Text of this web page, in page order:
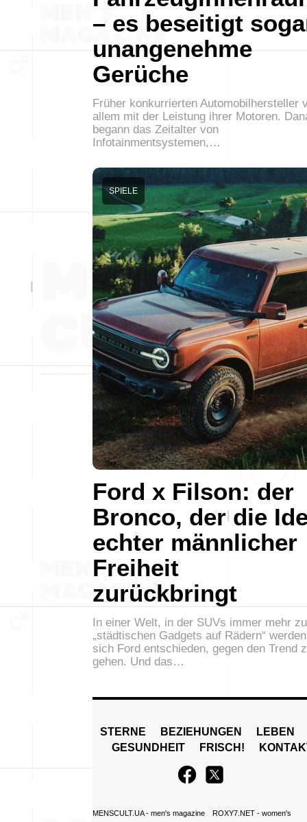
– es beseitigt
unangenehme
Gerüche
Früher konkurrierten Automobilhersteller
allem mit der Leistung ihrer Motoren.
begann das Zeitalter von
Infotainmentsystemen,…
Ford x Filson: der
Bronco, der die
echter männlicher
Freiheit
zurückbringt
SPIELE
In einer Welt, in der SUVs immer mehr zu
„städtischen Gadgets auf Rädern“
sich Ford entschieden, gegen den Trend
gehen. Und das…
STERNE BEZIEHUNGEN
LEBEN
GESUNDHEIT
FRISCH!
MENSCULT.UA- men's magazine
ROXY7.NET- women's